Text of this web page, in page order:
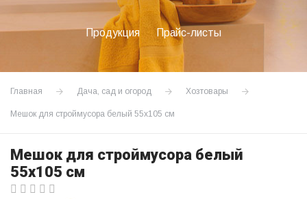
Продукция Прайс-листы
Главная Дача, сад и огород Хозтовары
Мешок для строймусора белый 55х105 см
Мешок для строймусора белый
55х105 см